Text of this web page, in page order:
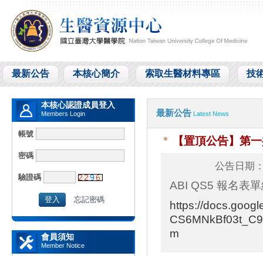
最新公告 本核心簡介 索取生醫材料專區 技
本核心認證成員登入
Members Login
帳號
密碼
驗證碼
忘記密碼
會員須知
Member Notice
最新公告 Latest News
【置頂公告】 第
公告日期
ABI QS5 報名表
https://
m